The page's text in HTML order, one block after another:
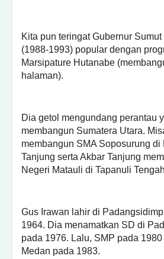
Kita pun teringat Gubernur
(1988-1993) popular dengan
Marsipature Hutanabe
halaman).
Dia getol mengundang perantau
membangun Sumatera Utara.
membangun SMA Soposurung di
Tanjung serta Akbar Tanjung
Negeri Matauli di Tapanuli
Gus Irawan lahir di
1964. Dia menamatkan SD di
pada 1976. Lalu, SMP pada
Medan pada 1983.